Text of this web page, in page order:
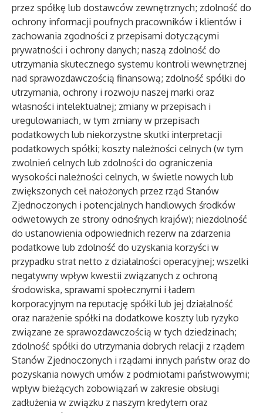
przez spółkę lub dostawców zewnętrznych; zdolność do
ochrony informacji poufnych pracowników i klientów i
zachowania zgodności z przepisami dotyczącymi
prywatności i ochrony danych; naszą zdolność do
utrzymania skutecznego systemu kontroli wewnętrznej
nad sprawozdawczością finansową; zdolność spółki do
utrzymania, ochrony i rozwoju naszej marki oraz
własności intelektualnej; zmiany w przepisach i
uregulowaniach, w tym zmiany w przepisach
podatkowych lub niekorzystne skutki interpretacji
podatkowych spółki; koszty należności celnych (w tym
zwolnień celnych lub zdolności do ograniczenia
wysokości należności celnych, w świetle nowych lub
zwiększonych ceł nałożonych przez rząd Stanów
Zjednoczonych i potencjalnych handlowych środków
odwetowych ze strony odnośnych krajów); niezdolność
do ustanowienia odpowiednich rezerw na zdarzenia
podatkowe lub zdolność do uzyskania korzyści w
przypadku strat netto z działalności operacyjnej; wszelki
negatywny wpływ kwestii związanych z ochroną
środowiska, sprawami społecznymi i ładem
korporacyjnym na reputację spółki lub jej działalność
oraz narażenie spółki na dodatkowe koszty lub ryzyko
związane ze sprawozdawczością w tych dziedzinach;
zdolność spółki do utrzymania dobrych relacji z rządem
Stanów Zjednoczonych i rządami innych państw oraz do
pozyskania nowych umów z podmiotami państwowymi;
wpływ bieżących zobowiązań w zakresie obsługi
zadłużenia w związku z naszym kredytem oraz